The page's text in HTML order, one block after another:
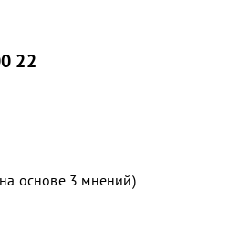
22
основе 3 мнений)